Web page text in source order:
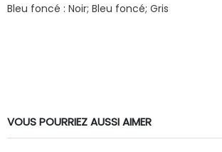
Bleu foncé : Noir; Bleu foncé; Gris
VOUS POURRIEZ AUSSI AIMER